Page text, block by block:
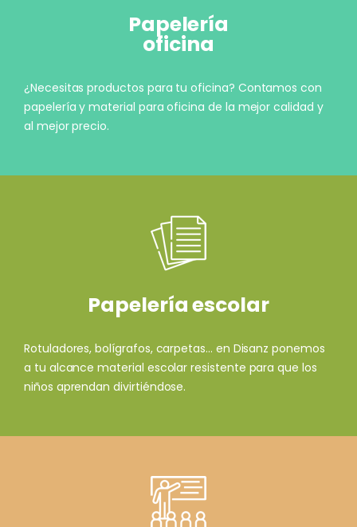
Papelería
oficina
¿Necesitas productos para tu oficina? Contamos con
papelería y material para oficina de la mejor calidad y
al mejor precio.
Papelería escolar
Rotuladores, bolígrafos, carpetas... en Disanz ponemos
a tu alcance material escolar resistente para que los
niños aprendan divirtiéndose.